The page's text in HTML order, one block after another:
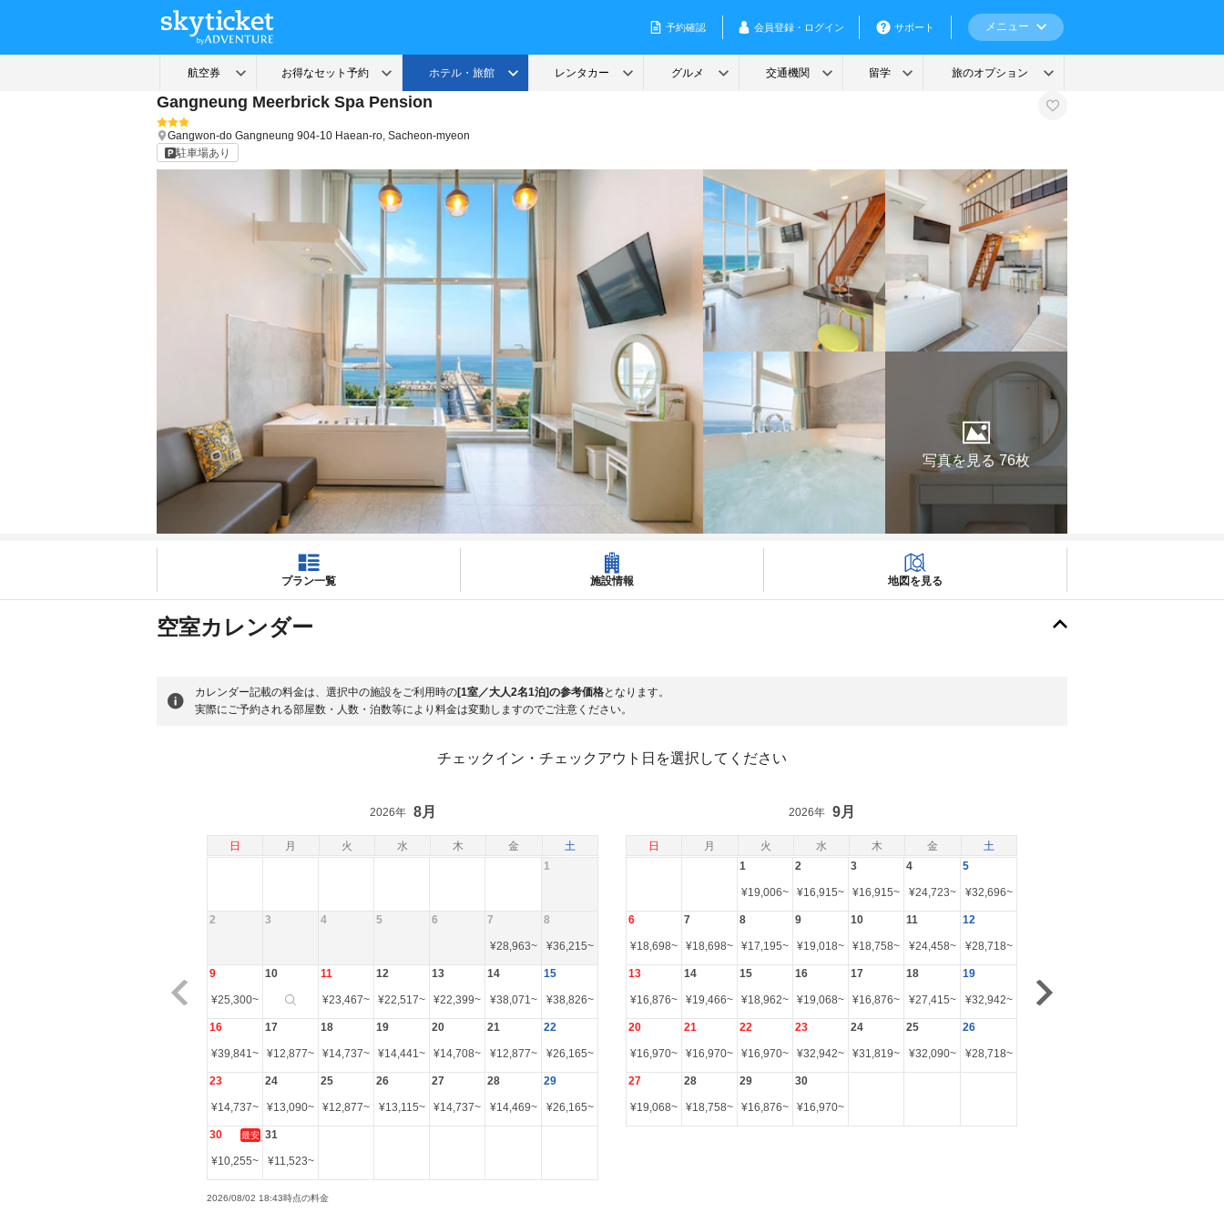
Gangneung Meerbrick Spa Pension
Gangwon-do Gangneung 904-10 Haean-ro, Sacheon-myeon
駐車場あり
写真を見る 76枚
プラン一覧 施設情報 地図を見る
空室カレンダー
カレンダー記載の料金は、選択中の施設をご利用時の[1室／大人2名1泊]の参考価格となります。
実際にご予約される部屋数・人数・泊数等により料金は変動しますのでご注意ください。
チェックイン・チェックアウト日を選択してください
日 月 火 水 木 金 土 日 月 火 水 木 金 土
2026年 8月
1
2 3 4 5 6 7
¥28,963~
8
¥36,215~
9
¥25,300~
10 11
¥23,467~
12
¥22,517~
13
¥22,399~
14
¥38,071~
15
¥38,826~
16
¥39,841~
17
¥12,877~
18
¥14,737~
19
¥14,441~
20
¥14,708~
21
¥12,877~
22
¥26,165~
23
¥14,737~
24
¥13,090~
25
¥12,877~
26
¥13,115~
27
¥14,737~
28
¥14,469~
29
¥26,165~
30 最安
¥10,255~
31
¥11,523~
2026年 9月
1
¥19,006~
2
¥16,915~
3
¥16,915~
4
¥24,723~
5
¥32,696~
6
¥18,698~
7
¥18,698~
8
¥17,195~
9
¥19,018~
10
¥18,758~
11
¥24,458~
12
¥28,718~
13
¥16,876~
14
¥19,466~
15
¥18,962~
16
¥19,068~
17
¥16,876~
18
¥27,415~
19
¥32,942~
20
¥16,970~
21
¥16,970~
22
¥16,970~
23
¥32,942~
24
¥31,819~
25
¥32,090~
26
¥28,718~
27
¥19,068~
28
¥18,758~
29
¥16,876~
30
¥16,970~
2026/08/02 18:43時点の料金